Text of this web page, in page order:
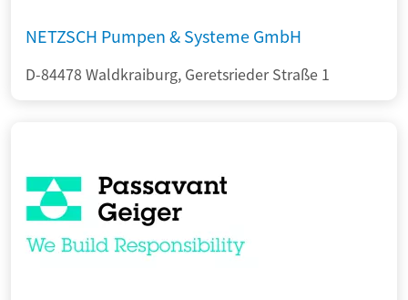
NETZSCH Pumpen & Systeme GmbH
D-84478 Waldkraiburg, Geretsrieder Straße 1